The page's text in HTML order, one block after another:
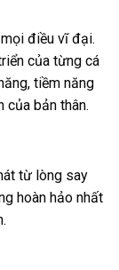
điều vĩ đại.
của từng cá
tiềm năng
bản thân.
từ lòng say
hoàn hảo nhất